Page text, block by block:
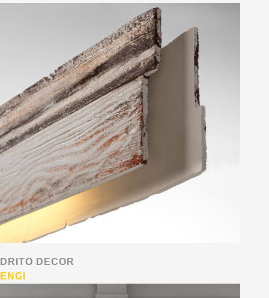
DRITO DECOR
ENGI